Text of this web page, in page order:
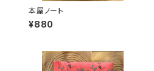
本屋ノート
¥880